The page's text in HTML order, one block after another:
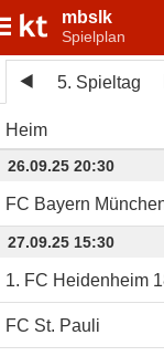
mbslk
Spielplan
5. Spieltag
Heim
26.09.25 20:30
FC Bayern
27.09.25 15:30
1. FC Heidenheim
FC St. Pauli